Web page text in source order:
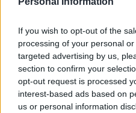
If you wish to opt-out of the
processing of your personal
targeted advertising by us,
section to confirm your
opt-out request is processed
interest-based ads based on
us or personal information
potrebbero esserti utili.
1. A V A N Z
I
2. V A R A N
I
3. Z A R I N
4. A V A R
I